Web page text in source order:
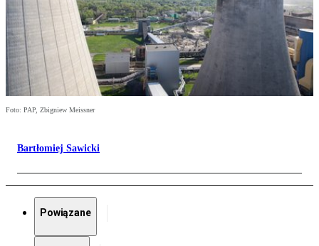
Foto: PAP, Zbigniew Meissner
Bartłomiej Sawicki
Powiązane